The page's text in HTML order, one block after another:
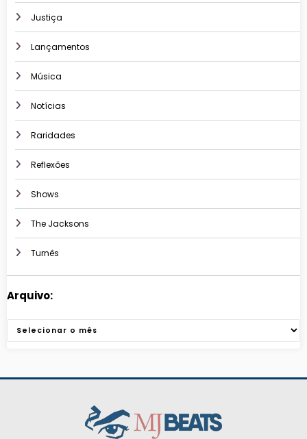
Justiça
Lançamentos
Música
Notícias
Raridades
Reflexões
Shows
The Jacksons
Turnês
Arquivo:
Arquivos